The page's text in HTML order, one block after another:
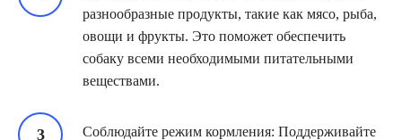
разнообразные продукты, такие как мясо, рыба,
овощи и фрукты. Это поможет обеспечить
собаку всеми необходимыми питательными
веществами.
Соблюдайте режим кормления: Поддерживайте